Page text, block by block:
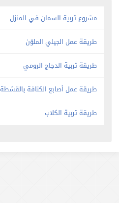
مشروع تربية السمان في المنزل
طريقة عمل الجيلي الملوّن
طريقة تربية الدجاج الرومي
طريقة عمل أصابع الكنافة بالقشطة
طريقة تربية الكلاب